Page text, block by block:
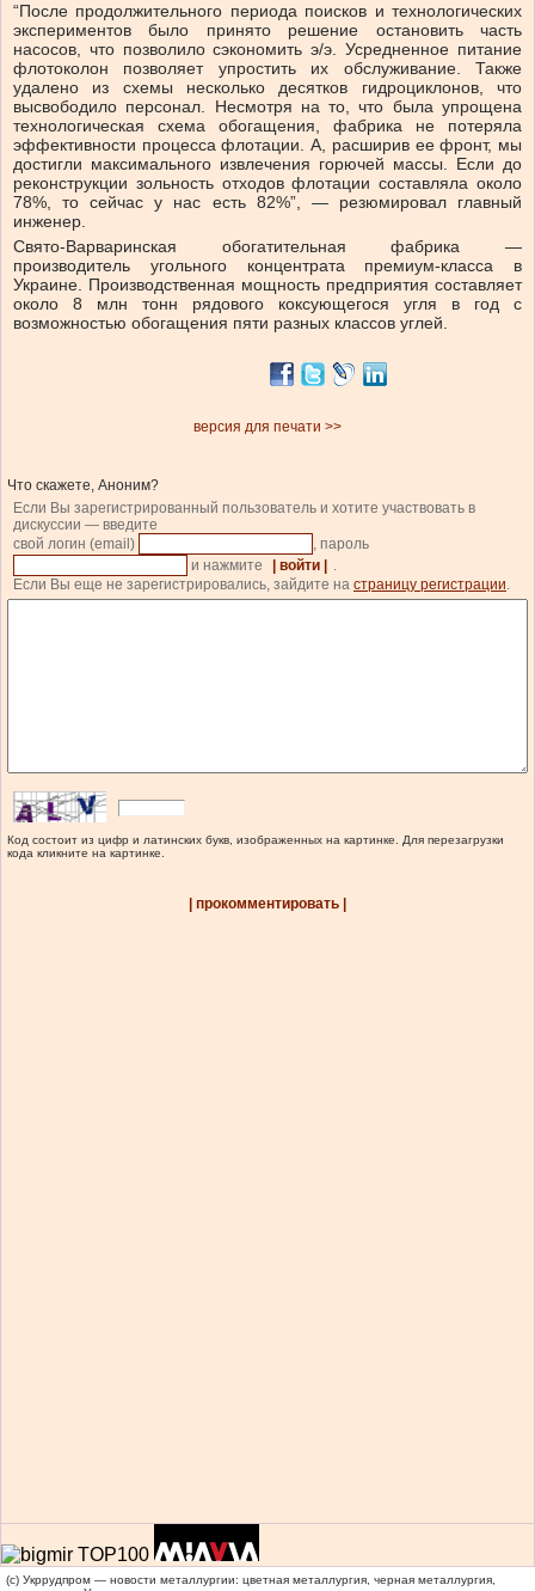
“После продолжительного периода поисков и технологических
экспериментов было принято решение остановить часть
насосов, что позволило сэкономить э/э. Усредненное питание
флотоколон позволяет упростить их обслуживание. Также
удалено из схемы несколько десятков гидроциклонов, что
высвободило персонал. Несмотря на то, что была упрощена
технологическая схема обогащения, фабрика не потеряла
эффективности процесса флотации. А, расширив ее фронт, мы
достигли максимального извлечения горючей массы. Если до
реконструкции зольность отходов флотации составляла около
78%, то сейчас у нас есть 82%”, — резюмировал главный
инженер.
Свято-Варваринская обогатительная фабрика —
производитель угольного концентрата премиум-класса в
Украине. Производственная мощность предприятия составляет
около 8 млн тонн рядового коксующегося угля в год с
возможностью обогащения пяти разных классов углей.
версия для печати >>
Что скажете, Аноним?
Если Вы зарегистрированный пользователь и хотите участвовать в
дискуссии — введите
свой логин (email)
, пароль
и нажмите
| войти |
.
Если Вы еще не зарегистрировались, зайдите на страницу регистрации.
Код состоит из цифр и латинских букв, изображенных на картинке. Для перезагрузки
кода кликните на картинке.
| прокомментировать |
(c) Укррудпром — новости металлургии: цветная металлургия, черная металлургия,